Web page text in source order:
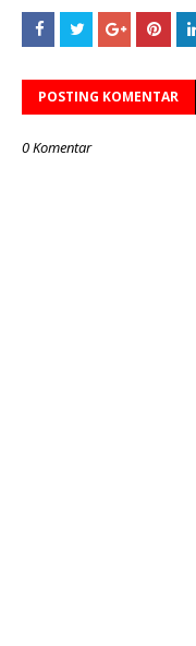
POSTING KOMENTAR
0 Komentar